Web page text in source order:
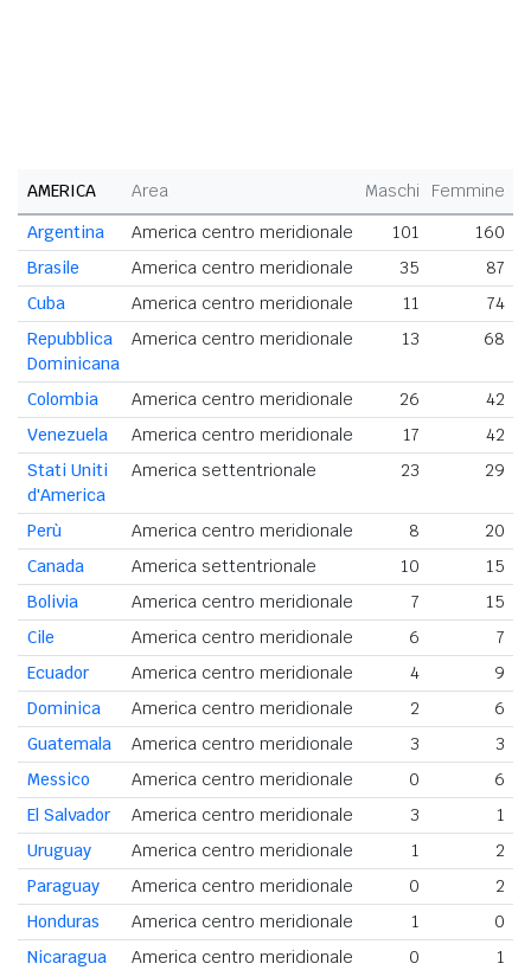
AMERICA Area Maschi Femmine
Argentina
America centro meridionale 101
160
Brasile
America centro meridionale 35
87
Cuba
America centro meridionale 11
74
Repubblica
Dominicana
America centro meridionale 13 68
Colombia America centro meridionale 26
42
Venezuela
America centro meridionale 17
42
Stati Uniti
d'America
America settentrionale 23 29
Perù America centro meridionale 8
20
Canada
America settentrionale 10
15
Bolivia
America centro meridionale 7
15
Cile
America centro meridionale 6
7
Ecuador
America centro meridionale 4
9
Dominica
America centro meridionale 2
6
Guatemala
America centro meridionale 3
3
Messico
America centro meridionale 0
6
El Salvador
America centro meridionale 3
1
Uruguay
America centro meridionale 1
2
Paraguay
America centro meridionale 0
2
Honduras
America centro meridionale 1
0
Nicaragua
America centro meridionale 0
1